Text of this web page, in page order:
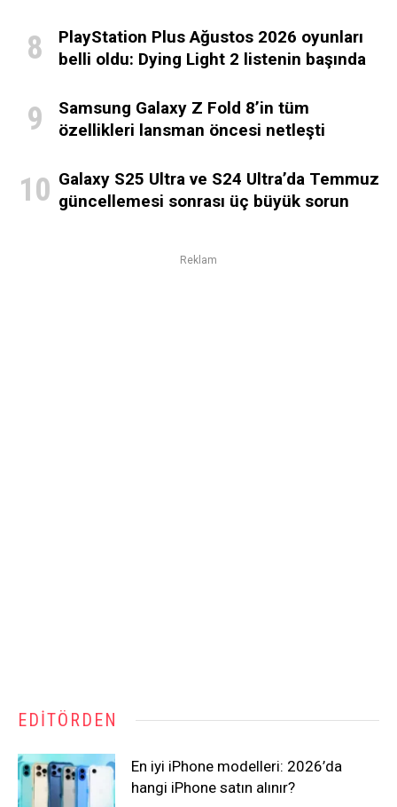
PlayStation Plus Ağustos 2026 oyunları
belli oldu: Dying Light 2 listenin başında
Samsung Galaxy Z Fold 8’in tüm
özellikleri lansman öncesi netleşti
Galaxy S25 Ultra ve S24 Ultra’da Temmuz
güncellemesi sonrası üç büyük sorun
Reklam
EDITÖRDEN
En iyi iPhone modelleri: 2026’da
hangi iPhone satın alınır?